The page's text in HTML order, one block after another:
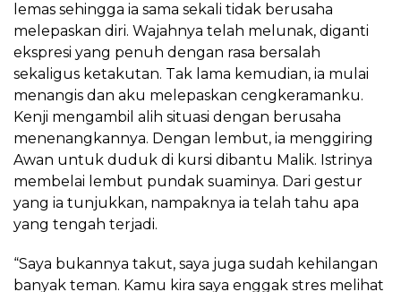
lemas sehingga ia sama sekali tidak berusaha
melepaskan diri. Wajahnya telah melunak, diganti
ekspresi yang penuh dengan rasa bersalah
sekaligus ketakutan. Tak lama kemudian, ia mulai
menangis dan aku melepaskan cengkeramanku.
Kenji mengambil alih situasi dengan berusaha
menenangkannya. Dengan lembut, ia menggiring
Awan untuk duduk di kursi dibantu Malik. Istrinya
membelai lembut pundak suaminya. Dari gestur
yang ia tunjukkan, nampaknya ia telah tahu apa
yang tengah terjadi.
“Saya bukannya takut, saya juga sudah kehilangan
banyak teman. Kamu kira saya enggak stres melihat